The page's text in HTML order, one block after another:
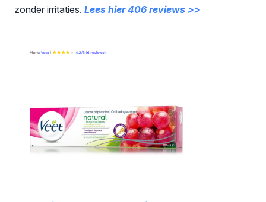
zonder irritaties. Lees hier 406 reviews >>